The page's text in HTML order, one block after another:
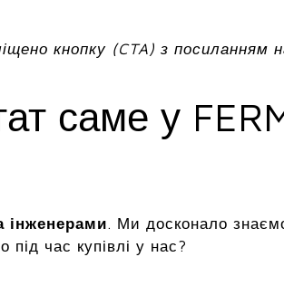
кнопку (CTA) з посиланням
саме у
інженерами. Ми досконало
час купівлі у нас?